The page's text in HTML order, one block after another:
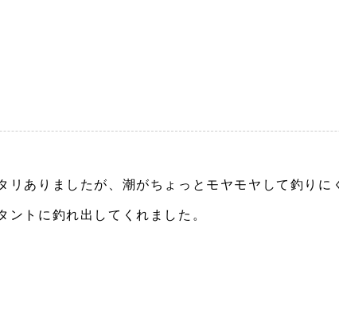
リありましたが、潮がちょっとモヤモヤして釣りに
ントに釣れ出してくれました。